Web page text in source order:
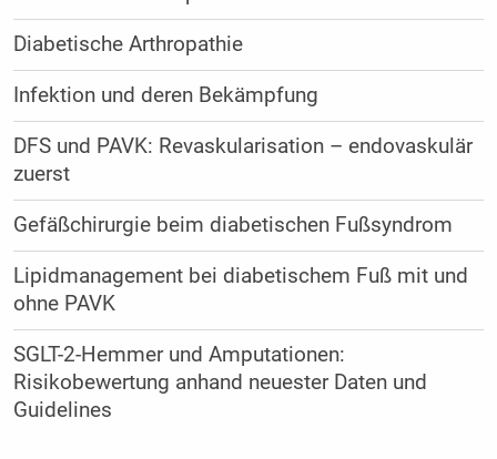
Diabetische Arthropathie
Infektion und deren Bekämpfung
DFS und PAVK: Revaskularisation – endovaskulär
zuerst
Gefäßchirurgie beim diabetischen Fußsyndrom
Lipidmanagement bei diabetischem Fuß mit und
ohne PAVK
SGLT-2-Hemmer und Amputationen:
Risikobewertung anhand neuester Daten und
Guidelines